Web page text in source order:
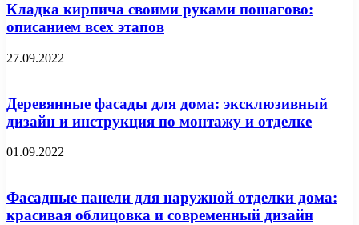
Кладка кирпича своими руками пошагово:
описанием всех этапов
27.09.2022
Деревянные фасады для дома: эксклюзивный
дизайн и инструкция по монтажу и отделке
01.09.2022
Фасадные панели для наружной отделки дома:
красивая облицовка и современный дизайн